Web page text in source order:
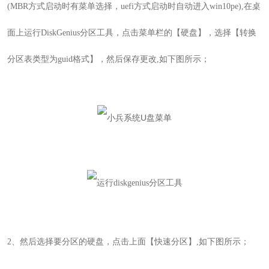
(MBR方式启动时有菜单选择，uefi方式启动时自动进入win10pe),在桌
面上运行DiskGenius分区工具，点击菜单栏的【硬盘】，选择【转换
分区表类型为guid格式】，然后保存更改,如下图所示；
2 、然后选择要分区的硬盘，点击上面【快速分区 】 ,如下图所示；